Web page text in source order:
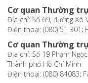
Cơ quan Thường
Địa chỉ: Số 69, đường Xô
Điện thoại: (080) 51 301;
Cơ quan Thường
Địa chỉ: Số 19 Phạm
Thành phố Hồ Chí Minh
Điện thoại: (080) 84083;